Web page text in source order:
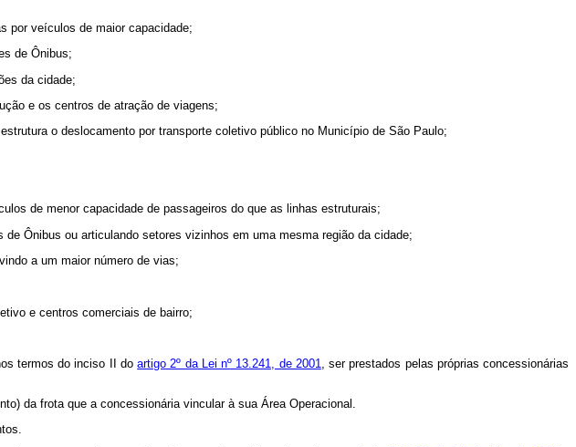
por veículos de maior capacidade;
de Ônibus;
da cidade;
e os centros de atração de viagens;
o deslocamento por transporte coletivo público no Município de São Paulo;
de menor capacidade de passageiros do que as linhas estruturais;
Ônibus ou articulando setores vizinhos em uma mesma região da cidade;
a um maior número de vias;
e centros comerciais de bairro;
termos do inciso II doartigo 2º da Lei nº 13.241, de 2001, ser prestados pelas próprias concessionárias
da frota que a concessionária vincular à sua Área Operacional.